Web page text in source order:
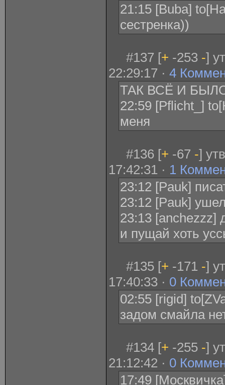
21:15 [Buba]
сестренка))
#137 [+ -253 -]
22:29:17 · 4
ТАК ВСЁ И
22:59 [Pflicht_]
меня
#136 [+ -67 -]
17:42:31 · 1
23:12 [Pauk]
23:12 [Pauk]
23:13 [anchezzz]
и пущай хоть
#135 [+ -171 -]
17:40:33 · 0
02:55 [rigid]
задом смайла
#134 [+ -255 -]
21:12:42 · 0
17:49